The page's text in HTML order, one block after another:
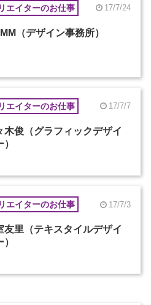
エイターのお仕事 17/7/24
（デザイン事務所）
エイターのお仕事 17/7/7
木俊（グラフィックデザイ
エイターのお仕事 17/7/3
友里（テキスタイルデザイ